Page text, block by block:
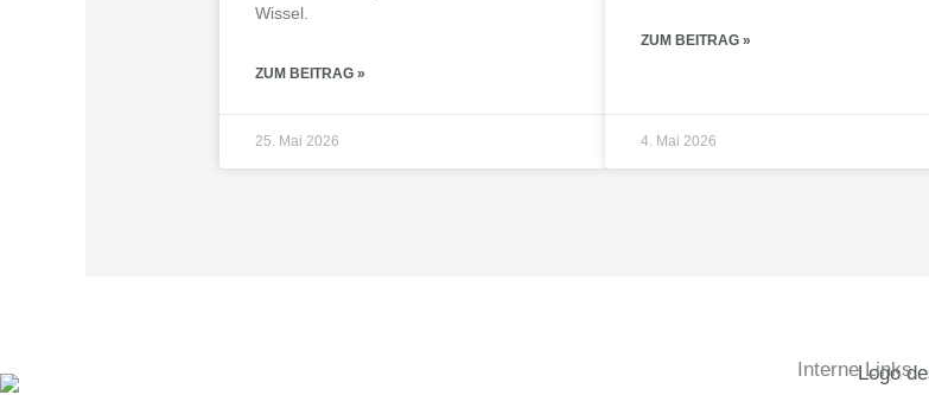
Wissel.
ZUM BEITRAG »
25. Mai 2026
ZUM BEITRAG »
4. Mai 2026
Interne Links